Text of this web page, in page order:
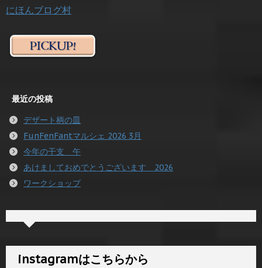
にほんブログ村
最近の投稿
デザート柄の皿
FunFenFantマルシェ 2026 3月
今年の干支 午
あけましておめでとうございます 2026
ワークショップ
instagramはこちらから